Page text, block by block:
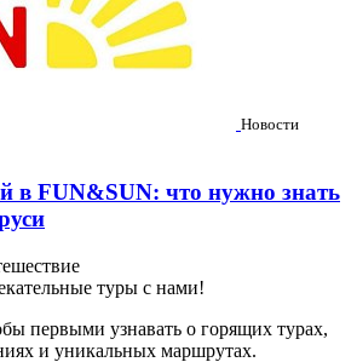
Новости
в FUN&SUN: что нужно знать
туры с нами!
первыми узнавать о горящих турах,
и уникальных маршрутах.